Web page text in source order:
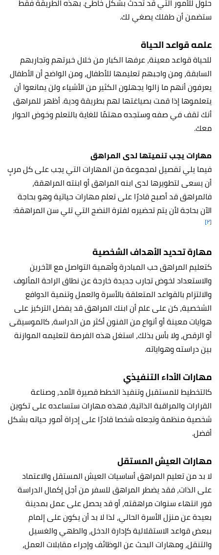
حلول للأمور التي قد تحدث بشكل خاطئ. بهذه الطريقة فقط
ستضمن أن طفلك يصغي لك.
علمه قواعد الحياة
للحياة قواعد معينة، عرفها الكبار من خلال خبرتهم وتجاربهم
السابقة، ومن واجبهم تعليمها للأطفال، ومن الواضح أن الأطفال
يعرفون أنهم ما زالوا يجهلون الكثير من الأشياء ولن يمانعوا أن
يتعلموها إذا قمت بصياغتها لهم بطريقة ودية. أظهر للمراهق
أنك تقف في صفه وستجده مهتمًا للغاية بالتعلم وخوض الحوار
معك.
مهارات يجب تنميتها لدى المراهق
فيما يلي تفصيل لمجموعة من المهارات التي يجب على كل مربٍ
أن يسعى لتطويرها لدى ابنه المراهق أو ابنته المراهقة،
فالمراهق قد أصبح قادرًا على تعلم مهارات حياتية وهو بحاجة
الآن بحاجة لأن يتم تحضيره لفترة النضج التي تلي سن المراهقة:
[٢]
مهارة تحديد الأهداف الشخصية
كتعليم المراهق حب المبادرة وأهمية التواصل مع الآخرين
والاستعداد لخوض تجارب جديدة خارجة عن نطاق الراحة المألوف
والالتزام بالقواعد المتعلقة بالأسرة والعمل وتنمية الدوافع
الشخصية، كن على علم أن ابنك المراهق قد يفضل التركيز على
هوايات معينة أو أنواع من الفنون أكثر من الدراسة، كالموسيقى
أو الرقص، ولا بأس بذلك، استغل هذه الفرصة لتعليمه الموازنة
بين دراسته وهواياته.
مهارات الأداء التنفيذي
كالتخطيط للمستقبل وتنفيذ الخطط قصيرة الأمد، وصناعة
القرارات والمراقبة الذاتية، فهذه مهارات ستساعده على تكوين
شخصية منظمة وتجعله شخصا قادرًا على إدراة أمور حياته بشكل
أفضل.
مهارات العيش المستقل
لا بد من تعليم المراهق أساسيات العيش المستقل والاعتماد
على الذات، فقد يضطر المراهق للسفر من أجل إكمال الدراسة
فور انتهاء سنوات مراهقته، أو قد يحصل على عمل بمدينة
بعيدة عن منزل الأسرة الحالي، لذا لا بد أن يكون على إلمام
ببعض قواعد الاستقلالية كإدارة الدخل، والطهي والغسيل
والتنقل، ومهارات البحث عن الوظائف وإجراء مقابلات العمل،